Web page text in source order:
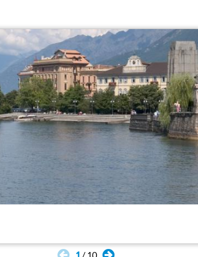
hacia Viale Azari en la parte superior
construida sobre un edificio románico